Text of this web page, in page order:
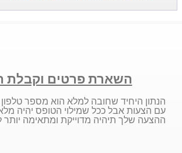
השארת פרטים וקבלת
הנתון היחיד שחובה למלא הוא מספר טלפון
עם הצעות אבל ככל שמילוי הטופס יהיה
ההצעה שלך תיהיה מדוייקת ומתאימה יותר